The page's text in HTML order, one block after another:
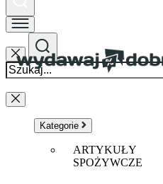
Kategorie
ARTYKUŁY
SPOŻYWCZE